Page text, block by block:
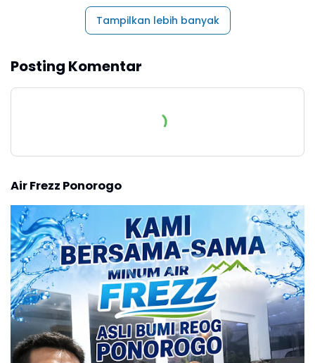
Tampilkan lebih banyak
Posting Komentar
Air Frezz Ponorogo